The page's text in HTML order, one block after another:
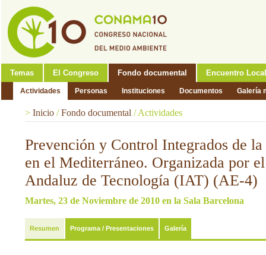
Temas El Congreso Fondo documental Encuentro Local
Actividades Personas Instituciones Documentos Galería
> Inicio /Fondo documental / Actividades
Prevención y Control Integrados de
en el Mediterráneo. Organizada por
Andaluz de Tecnología (IAT) (AE-4)
Martes, 23 de Noviembre de 2010 en la Sala Barcelona
Resumen Programa / Presentaciones Galería